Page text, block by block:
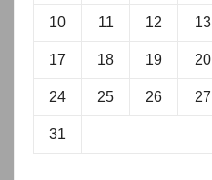
10 11 12 13
17 18 19 20
24 25 26 27
31